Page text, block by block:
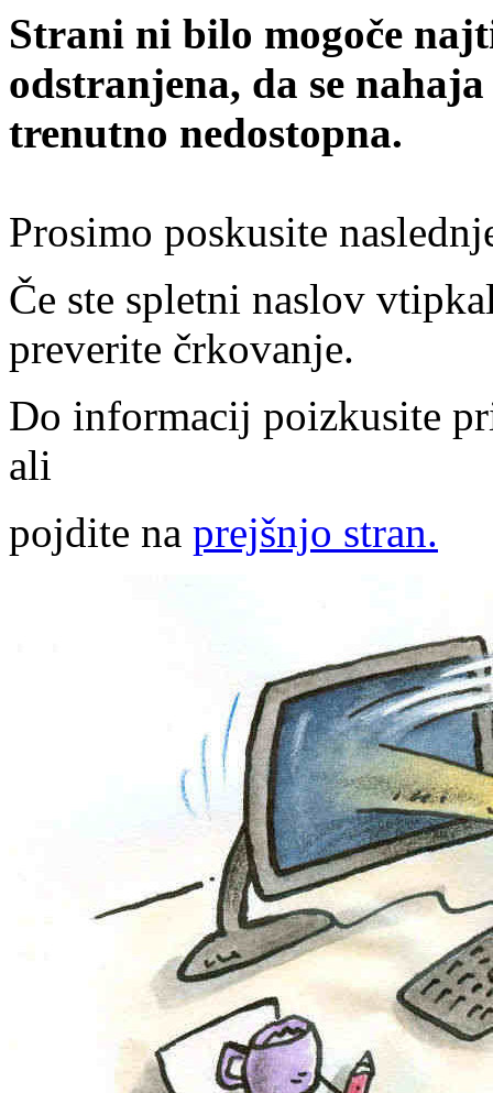
Strani ni bilo mogoče
odstranjena, da se
trenutno nedostopna.
Prosimo poskusite
Če ste spletni naslov
preverite črkovanje.
Do informacij poizkusite
ali
pojdite na prejšnjo stran.